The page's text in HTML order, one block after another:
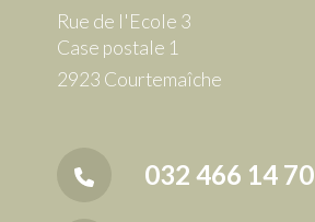
Rue de l'Ecole 3
Case postale 1
2923 Courtemaîche
032 466 14 70